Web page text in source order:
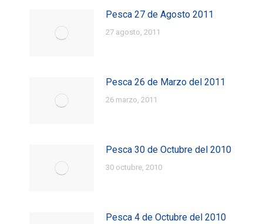
Pesca 27 de Agosto 2011
27 agosto, 2011
Pesca 26 de Marzo del 2011
26 marzo, 2011
Pesca 30 de Octubre del 2010
30 octubre, 2010
Pesca 4 de Octubre del 2010